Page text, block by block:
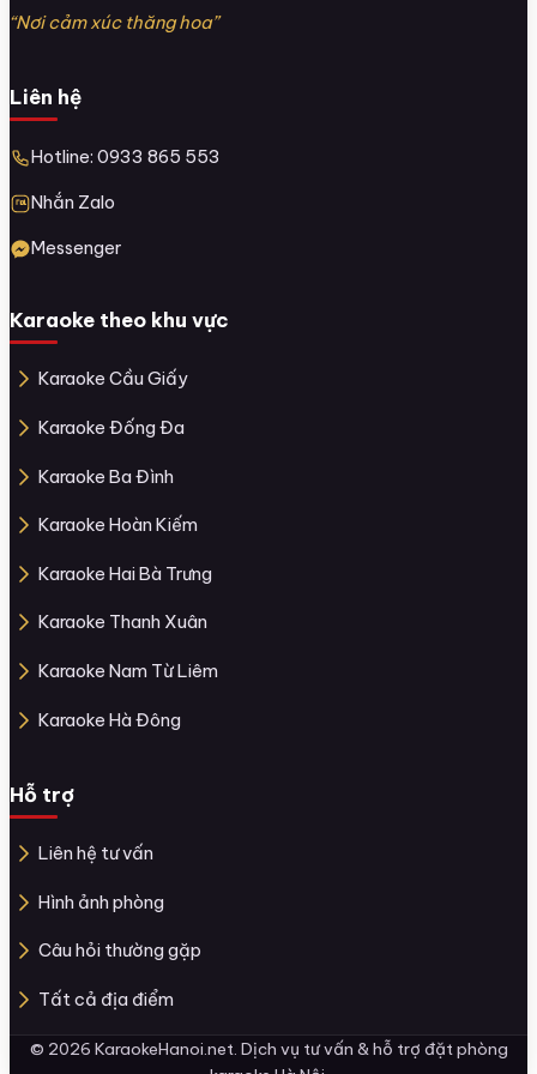
“Nơi cảm xúc thăng hoa”
Liên hệ
Hotline: 0933 865 553
Nhắn Zalo
Messenger
Karaoke theo khu vực
Karaoke Cầu Giấy
Karaoke Đống Đa
Karaoke Ba Đình
Karaoke Hoàn Kiếm
Karaoke Hai Bà Trưng
Karaoke Thanh Xuân
Karaoke Nam Từ Liêm
Karaoke Hà Đông
Hỗ trợ
Liên hệ tư vấn
Hình ảnh phòng
Câu hỏi thường gặp
Tất cả địa điểm
© 2026 KaraokeHanoi.net. Dịch vụ tư vấn & hỗ trợ đặt phòng